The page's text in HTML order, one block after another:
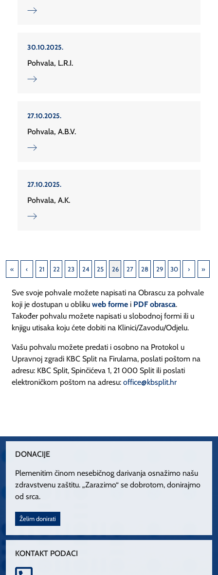
30.10.2025.
Pohvala, L.R.I.
27.10.2025.
Pohvala, A.B.V.
27.10.2025.
Pohvala, A.K.
21 22 23 24 25 26 27 28 29 30
Sve svoje pohvale možete napisati na Obrascu za pohvale
koji je dostupan u obliku web forme i PDF obrasca.
Također pohvalu možete napisati u slobodnoj formi ili u
knjigu utisaka koju ćete dobiti na Klinici/Zavodu/Odjelu.
Vašu pohvalu možete predati i osobno na Protokol u
Upravnoj zgradi KBC Split na Firulama, poslati poštom na
adresu: KBC Split, Spinčićeva 1, 21 000 Split ili poslati
elektroničkom poštom na adresu: office@kbsplit.hr
DONACIJE
Plemenitim činom nesebičnog darivanja osnažimo našu
zdravstvenu zaštitu. „Zarazimo“ se dobrotom, donirajmo
od srca.
Želim donirati
KONTAKT PODACI